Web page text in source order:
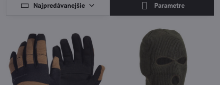
Najpredávanejšie Parametre